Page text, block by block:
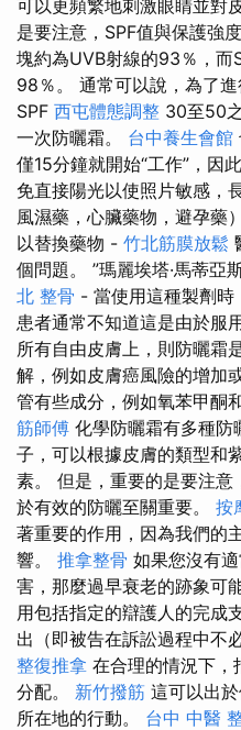
可以更頻繁地刺激眼睛並對
是要注意，SPF值與保護強
塊約為UVB射線的93％，
98％。 通常可以說，為了
SPF 西屯體態調整 30至50
一次防曬霜。 台中養生會館
僅15分鐘就開始“工作”，因
免直接陽光以使照片敏感，
風濕藥，心臟藥物，避孕藥
以替換藥物 - 竹北筋膜放鬆
個問題。 ”瑪麗埃塔·馬蒂
北 整骨 - 當使用這種製劑時
患者通常不知道這是由於服
所有自由皮膚上，則防曬霜
解，例如皮膚癌風險的增加
管有些成分，例如氧苯甲酮
筋師傅 化學防曬霜有多種防
子，可以根據皮膚的類型和
素。 但是，重要的是要注
於有效的防曬至關重要。 按
著重要的作用，因為我們的
響。 推拿整骨 如果您沒有
害，那麼過早衰老的跡象可
用包括指定的辯護人的完成
出（即被告在訴訟過程中不
整復推拿 在合理的情況下，
分配。 新竹撥筋 這可以出
所在地的行動。 台中 中醫